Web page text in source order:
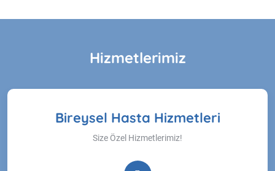
Hizmetlerimiz
Bireysel Hasta Hizmetleri
Size Özel Hizmetlerimiz!